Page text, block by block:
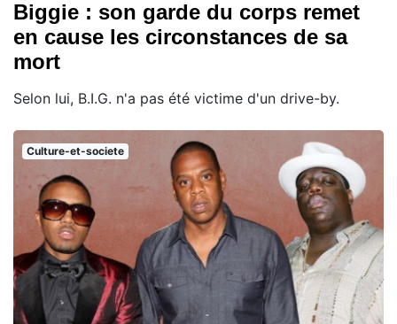
Biggie : son garde du corps remet
en cause les circonstances de sa
mort
Selon lui, B.I.G. n'a pas été victime d'un drive-by.
Culture-et-societe